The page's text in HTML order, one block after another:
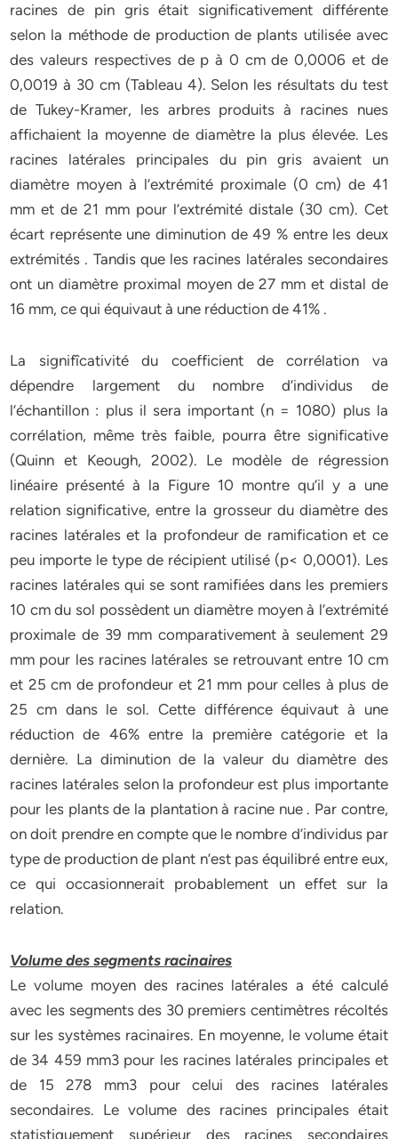
racines de pin gris était significativement différente
selon la méthode de production de plants utilisée avec
des valeurs respectives de p à 0 cm de 0,0006 et de
0,0019 à 30 cm (Tableau 4). Selon les résultats du test
de Tukey-Kramer, les arbres produits à racines nues
affichaient la moyenne de diamètre la plus élevée. Les
racines latérales principales du pin gris avaient un
diamètre moyen à l’extrémité proximale (0 cm) de 41
mm et de 21 mm pour l’extrémité distale (30 cm). Cet
écart représente une diminution de 49 % entre les deux
extrémités . Tandis que les racines latérales secondaires
ont un diamètre proximal moyen de 27 mm et distal de
16 mm, ce qui équivaut à une réduction de 41% .
La signifîcativité du coefficient de corrélation va
dépendre largement du nombre d’individus de
l’échantillon : plus il sera important (n = 1080) plus la
corrélation, même très faible, pourra être significative
(Quinn et Keough, 2002). Le modèle de régression
linéaire présenté à la Figure 10 montre qu’il y a une
relation significative, entre la grosseur du diamètre des
racines latérales et la profondeur de ramification et ce
peu importe le type de récipient utilisé (p< 0,0001). Les
racines latérales qui se sont ramifiées dans les premiers
10 cm du sol possèdent un diamètre moyen à l’extrémité
proximale de 39 mm comparativement à seulement 29
mm pour les racines latérales se retrouvant entre 10 cm
et 25 cm de profondeur et 21 mm pour celles à plus de
25 cm dans le sol. Cette différence équivaut à une
réduction de 46% entre la première catégorie et la
dernière. La diminution de la valeur du diamètre des
racines latérales selon la profondeur est plus importante
pour les plants de la plantation à racine nue . Par contre,
on doit prendre en compte que le nombre d’individus par
type de production de plant n’est pas équilibré entre eux,
ce qui occasionnerait probablement un effet sur la
relation.
Volume des segments racinaires
Le volume moyen des racines latérales a été calculé
avec les segments des 30 premiers centimètres récoltés
sur les systèmes racinaires. En moyenne, le volume était
de 34 459 mm3 pour les racines latérales principales et
de 15 278 mm3 pour celui des racines latérales
secondaires. Le volume des racines principales était
statistiquement supérieur des racines secondaires